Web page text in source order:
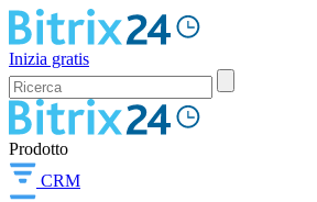
Inizia gratis
Prodotto
CRM